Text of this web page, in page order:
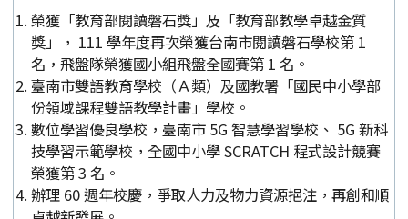
榮獲「教育部閱讀磐石獎」及「教育部教學卓越金質
獎」， 111 學年度再次榮獲台南市閱讀磐石學校第 1
名，飛盤隊榮獲國小組飛盤全國賽第 1 名。
臺南市雙語教育學校（Ａ類）及國教署「國民中小學部
份領域課程雙語教學計畫」學校。
數位學習優良學校，臺南市 5G 智慧學習學校、 5G 新科
技學習示範學校，全國中小學 SCRATCH 程式設計競賽
榮獲第 3 名。
辦理 60 週年校慶，爭取人力及物力資源挹注，再創和順